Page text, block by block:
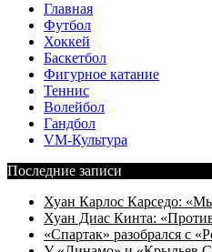
Главная
Футбол
Хоккей
Баскетбол
Фигурное катание
Теннис
Волейбол
Гандбол
VM-Культура
Последние записи
Хуан Карлос Карседо:
Хуан Диас Кинта:
«Спартак» разобрался с